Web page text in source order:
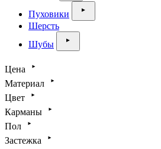
Пуховики
Шерсть
Шубы
Цена
Материал
Цвет
Карманы
Пол
Застежка